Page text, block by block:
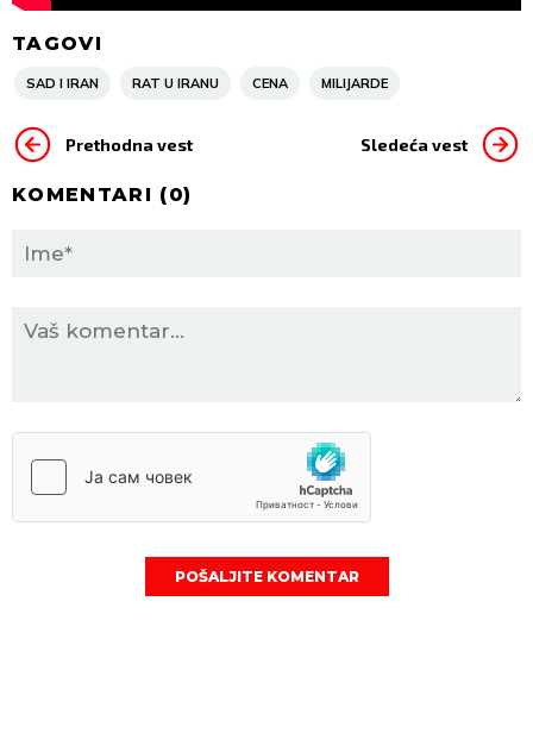
TAGOVI
SAD I IRAN RAT U IRANU CENA MILIJARDE
Prethodna vest Sledeća vest
KOMENTARI (0)
POŠALJITE KOMENTAR